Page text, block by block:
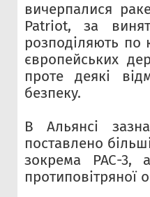
вичерпалися
Patriot, за
розподіляють по
європейських
проте деякі
безпеку.
В Альянсі
поставлено
зокрема PAC-3,
протиповітряної